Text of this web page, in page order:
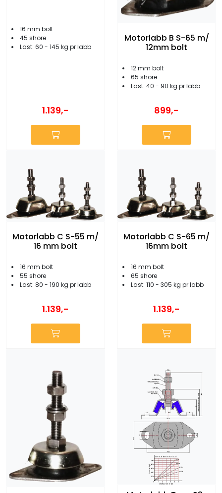
16 mm bolt
45 shore
Last: 60 - 145 kg pr labb
1.139,-
Motorlabb B S-65 m/
12mm bolt
12 mm bolt
65 shore
Last: 40 - 90 kg pr labb
899,-
Motorlabb C S-55 m/
16 mm bolt
16 mm bolt
55 shore
Last: 80 - 190 kg pr labb
1.139,-
Motorlabb C S-65 m/
16mm bolt
16 mm bolt
65 shore
Last: 110 - 305 kg pr labb
1.139,-